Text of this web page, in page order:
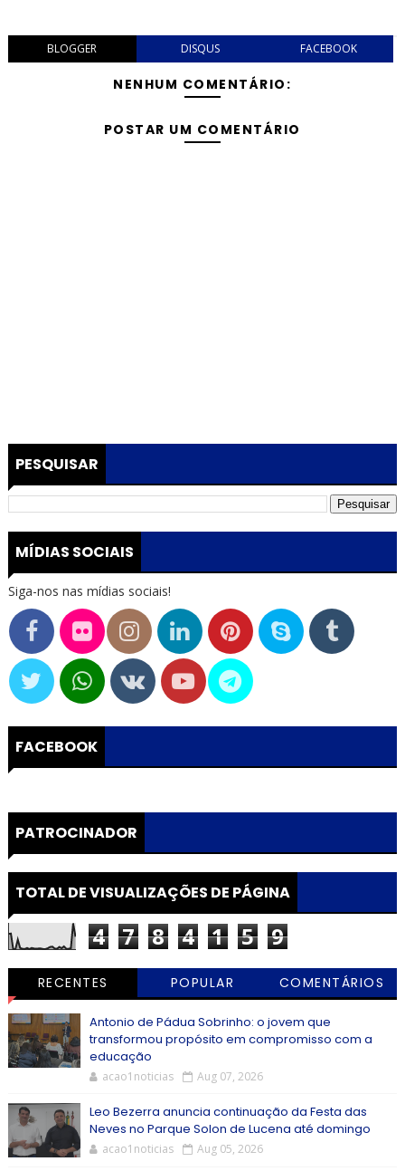
BLOGGER DISQUS FACEBOOK
NENHUM COMENTÁRIO:
POSTAR UM COMENTÁRIO
PESQUISAR
MÍDIAS SOCIAIS
Siga-nos nas mídias sociais!
FACEBOOK
PATROCINADOR
TOTAL DE VISUALIZAÇÕES DE PÁGINA
4 7 8 4 1 5 9
RECENTES POPULAR COMENTÁRIOS
Antonio de Pádua Sobrinho: o jovem que
transformou propósito em compromisso com a
educação
acao1noticias Aug 07, 2026
Leo Bezerra anuncia continuação da Festa das
Neves no Parque Solon de Lucena até domingo
acao1noticias Aug 05, 2026